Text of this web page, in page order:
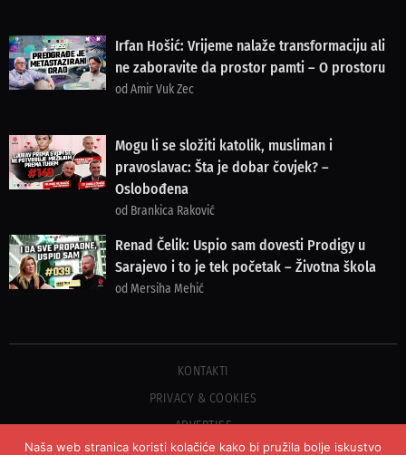
Irfan Hošić: Vrijeme nalaže transformaciju ali
ne zaboravite da prostor pamti – O prostoru
od Amir Vuk Zec
Mogu li se složiti katolik, musliman i
pravoslavac: Šta je dobar čovjek? –
Oslobođena
od Brankica Raković
Renad Čelik: Uspio sam dovesti Prodigy u
Sarajevo i to je tek početak – Životna škola
od Mersiha Mehić
KONTAKTI
PRIVACY & COOKIES
ADVERTISE
Naša web stranica koristi kolačiće kako bi pružila bolje iskustvo